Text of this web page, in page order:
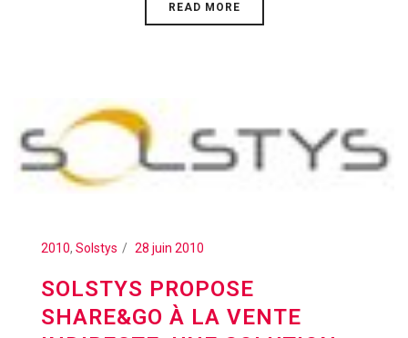
READ MORE
2010, Solstys 28 juin 2010
SOLSTYS PROPOSE
SHARE&GO À LA VENTE